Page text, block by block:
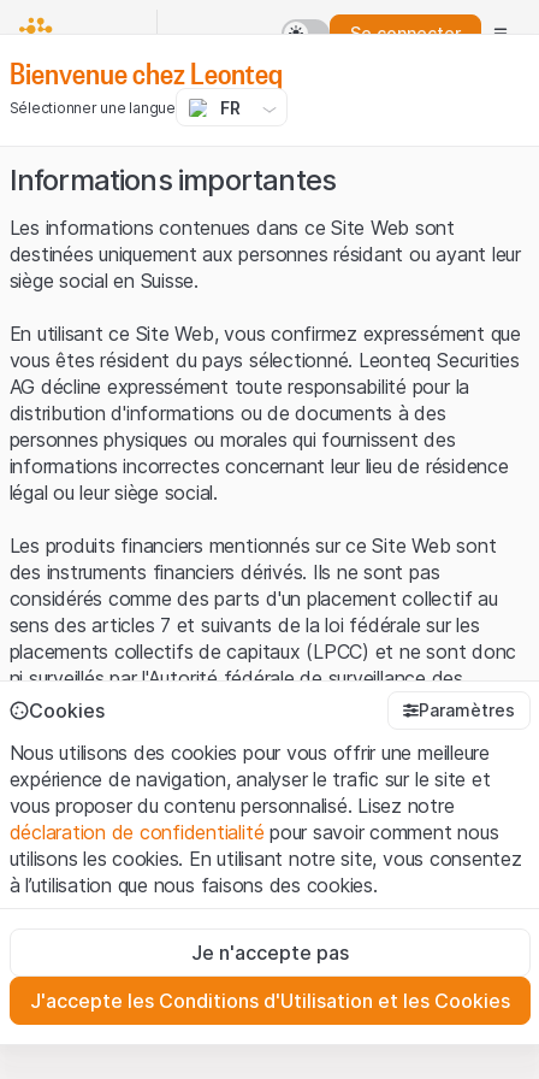
Se connecter
Bienvenue chez Leonteq
Sélectionner une langue FR
Informations importantes
Les informations contenues dans ce Site Web sont
destinées uniquement aux personnes résidant ou ayant leur
siège social en Suisse.
En utilisant ce Site Web, vous confirmez expressément que
vous êtes résident du pays sélectionné. Leonteq Securities
AG décline expressément toute responsabilité pour la
distribution d'informations ou de documents à des
personnes physiques ou morales qui fournissent des
informations incorrectes concernant leur lieu de résidence
légal ou leur siège social.
Les produits financiers mentionnés sur ce Site Web sont
des instruments financiers dérivés. Ils ne sont pas
considérés comme des parts d'un placement collectif au
sens des articles 7 et suivants de la loi fédérale sur les
placements collectifs de capitaux (LPCC) et ne sont donc
ni surveillés par l'Autorité fédérale de surveillance des
marchés financiers (FINMA) ni enregistrés auprès de la
protection spécifique des investisseurs prévue par la LPCC.
Conditions d'utilisation et informations juridiques
En utilisant le Site Web de Leonteq Securities AG (ci-après
"Site Web"), vous confirmez que vous avez compris et que
vous acceptez les informations juridiques, les notes
vous n'acceptez pas les Conditions d'utilisation, veuillez-
vous abstenir d'utiliser ce Site Web.
Informations propriétaires
Tous les droits de propriété intellectuelle (par exemple, les
Cookies Paramètres
Nous utilisons des cookies pour vous offrir une meilleure
expérience de navigation, analyser le trafic sur le site et
vous proposer du contenu personnalisé. Lisez notre
déclaration de confidentialité pour savoir comment nous
utilisons les cookies. En utilisant notre site, vous consentez
à l’utilisation que nous faisons des cookies.
Ces cookies sont nécessaires au bon fonctionnement du site
Internet et ne peuvent pas être désactivés.
Analyses
Ces cookies suivent les interactions des visiteurs du site
Je n'accepte pas
J'accepte les Conditions d'Utilisation et les Cookies